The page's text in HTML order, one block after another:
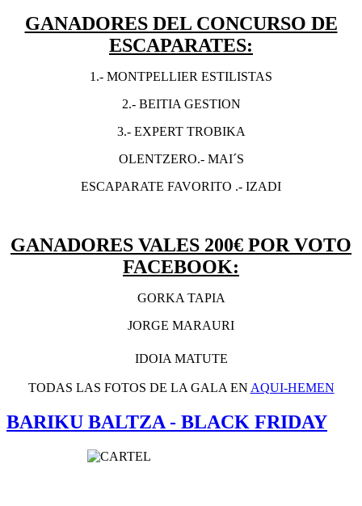
GANADORES DEL CONCURSO DE
ESCAPARATES:
1.- MONTPELLIER ESTILISTAS
2.- BEITIA GESTION
3.- EXPERT TROBIKA
OLENTZERO.- MAI´S
ESCAPARATE FAVORITO .- IZADI
GANADORES VALES 200€ POR VOTO
FACEBOOK:
GORKA TAPIA
JORGE MARAURI
IDOIA MATUTE
TODAS LAS FOTOS DE LA GALA EN AQUI-HEMEN
BARIKU BALTZA - BLACK FRIDAY